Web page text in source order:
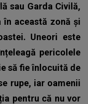
sau Garda Civilă,
această zonă și
Uneori este
pericolele
să fie înlocuită de
rupe, iar oamenii
pentru că nu vor